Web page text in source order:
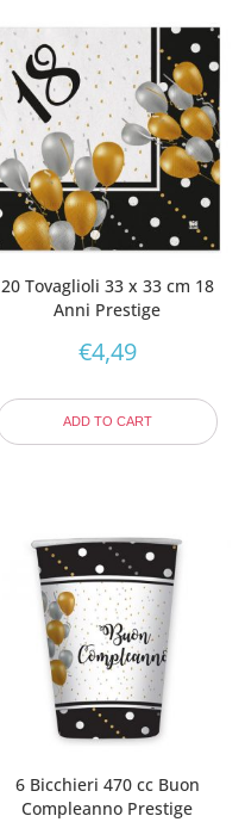
20 Tovaglioli 33 x 33 cm 18
Anni Prestige
€4,49
ADD TO CART
6 Bicchieri 470 cc Buon
Compleanno Prestige